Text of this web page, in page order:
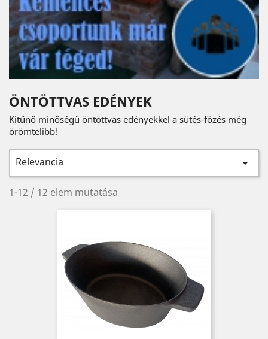
ÖNTÖTTVAS EDÉNYEK
Kitűnő minőségű öntöttvas edényekkel a sütés-főzés még
örömtelibb!
Relevancia 
1-12 / 12 elem mutatása